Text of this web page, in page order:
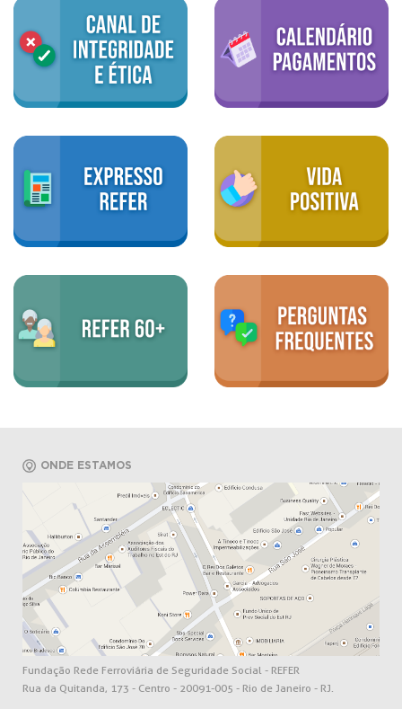
ONDE ESTAMOS
Fundação Rede Ferroviária de Seguridade Social - REFER
Rua da Quitanda, 173 - Centro - 20091-005 - Rio de Janeiro - RJ.